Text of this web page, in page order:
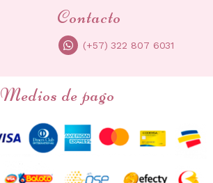
Contacto
(+57) 322 807 6031
Medios de pago